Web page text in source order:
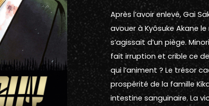
Après l’avoir enlevé, Gai
avouer à Kyôsuke Akane
s’agissait d’un piège.
fait irruption et crible ce
qui l’animent ? Le trésor
prospérité de la famille
intestine sanguinaire. La